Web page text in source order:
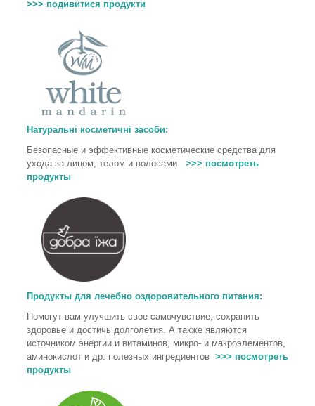
>>> подивитися продукти
Натуральні косметичні засоби:
Безопасные и эффективные косметические средства для
ухода за лицом, телом и волосами >>> посмотреть
продукты
Продукты для лечебно оздоровительного питания:
Помогут вам улучшить свое самочувствие, сохранить
здоровье и достичь долголетия. А также являются
источником энергии и витаминов, микро- и макроэлементов,
аминокислот и др. полезных ингредиентов >>> посмотреть
продукты